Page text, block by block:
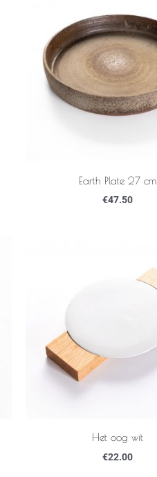
Earth Plate 27 cm
€47.50
Het oog wit
€22.00